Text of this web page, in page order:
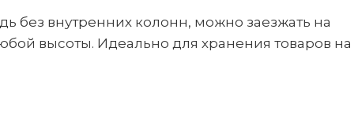
без внутренних колонн, можно заезжать на
высоты. Идеально для хранения товаров на